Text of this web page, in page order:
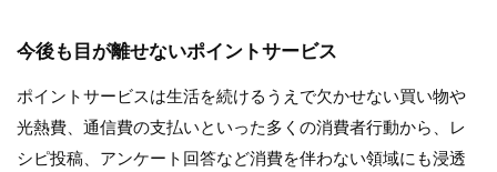
今後も目が離せないポイントサービス
ポイントサービスは生活を続けるうえで欠かせない買い物や
光熱費、通信費の支払いといった多くの消費者行動から、レ
シピ投稿、アンケート回答など消費を伴わない領域にも浸透